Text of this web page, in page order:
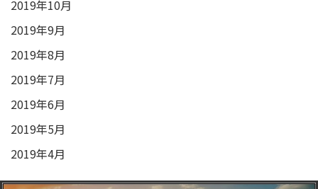
2019年10月
2019年9月
2019年8月
2019年7月
2019年6月
2019年5月
2019年4月